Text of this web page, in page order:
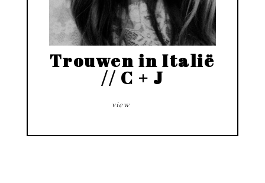
Trouwen in Italië
// C + J
view